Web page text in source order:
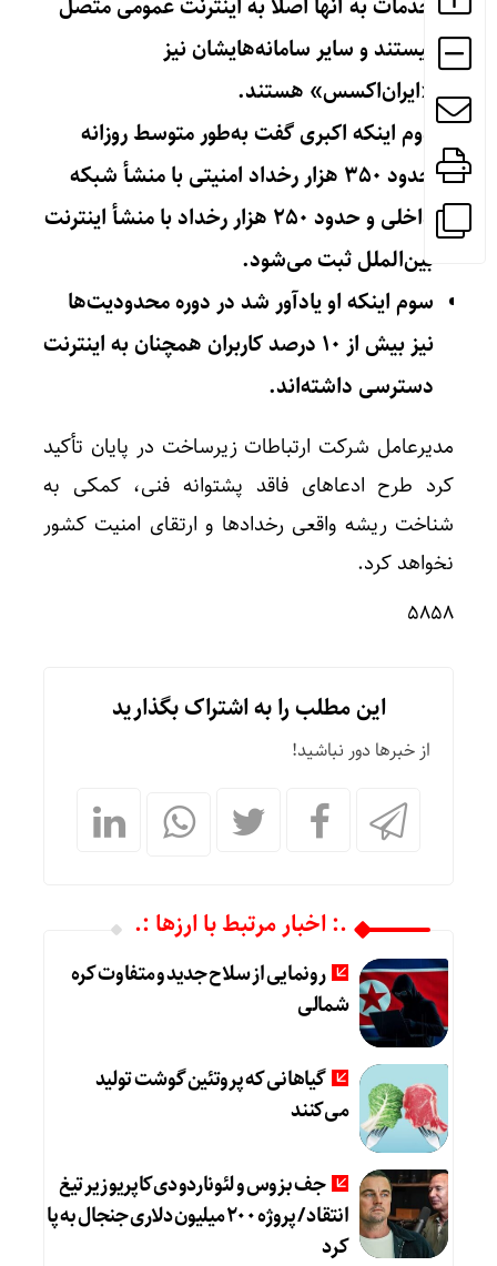
خدمات به آنها اصلاً به اینترنت عمومی متصل
نیستند و سایر سامانه‌هایشان نیز
«ایران‌اکسس» هستند.
دوم اینکه اکبری گفت به‌طور متوسط روزانه
حدود ۳۵۰ هزار رخداد امنیتی با منشأ شبکه
داخلی و حدود ۲۵۰ هزار رخداد با منشأ اینترنت
بین‌الملل ثبت می‌شود.
سوم اینکه او یادآور شد در دوره محدودیت‌ها
نیز بیش از ۱۰ درصد کاربران همچنان به اینترنت
دسترسی داشته‌اند.
مدیرعامل شرکت ارتباطات زیرساخت در پایان تأکید
کرد طرح ادعاهای فاقد پشتوانه فنی، کمکی به
شناخت ریشه واقعی رخدادها و ارتقای امنیت کشور
نخواهد کرد.
۵۸۵۸
این مطلب را به اشتراک بگذارید
از خبرها دور نباشید!
.: اخبار مرتبط با ارزها :.
رونمایی از سلاح جدید و متفاوت کره
شمالی
گیاهانی که پروتئین گوشت تولید
می‌کنند
جف بزوس و لئوناردو دی‌کاپریو زیر تیغ
انتقاد / پروژه ۲۰۰ میلیون دلاری جنجال به پا
کرد